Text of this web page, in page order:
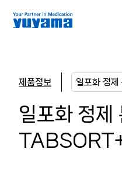
유야마 소개
대표 인사
제품정보 일포화 정제
일포화 정제